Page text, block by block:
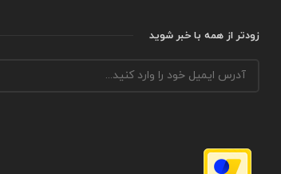
زودتر از همه با خبر شوید